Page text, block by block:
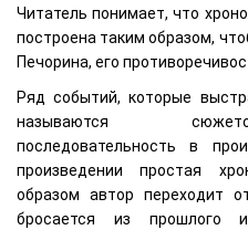
Читатель понимает, что
построена таким образом,
Печорина, его
Ряд событий, которые
называются
последовательность в
произведении простая
образом автор переходит
бросается из прошлого